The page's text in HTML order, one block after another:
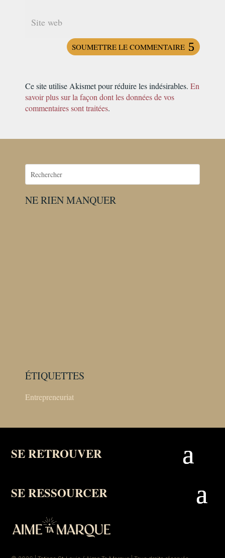
SOUMETTRE LE COMMENTAIRE
Ce site utilise Akismet pour réduire les indésirables. En
savoir plus sur la façon dont les données de vos
commentaires sont traitées.
NE RIEN MANQUER
ÉTIQUETTES
Entrepreneuriat
SE RETROUVER
SE RESSOURCER